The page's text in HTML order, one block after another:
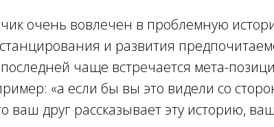
очень вовлечен в проблемную
и развития
чаще встречается мета-
«а если бы вы это видели со
ваш друг рассказывает эту историю,